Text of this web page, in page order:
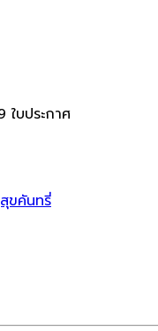
ใบประกาศ
ขคันทรี่